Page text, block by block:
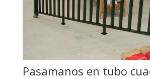
Pasamanos en tubo